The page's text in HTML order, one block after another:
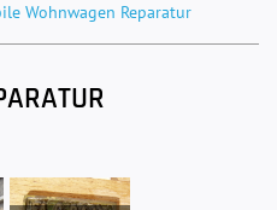
Wohnwagen Reparatur